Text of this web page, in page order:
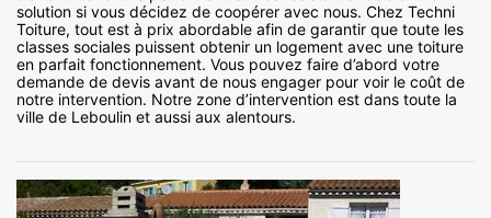
solution si vous décidez de coopérer avec nous. Chez Techni
Toiture, tout est à prix abordable afin de garantir que toute les
classes sociales puissent obtenir un logement avec une toiture
en parfait fonctionnement. Vous pouvez faire d’abord votre
demande de devis avant de nous engager pour voir le coût de
notre intervention. Notre zone d’intervention est dans toute la
ville de Leboulin et aussi aux alentours.